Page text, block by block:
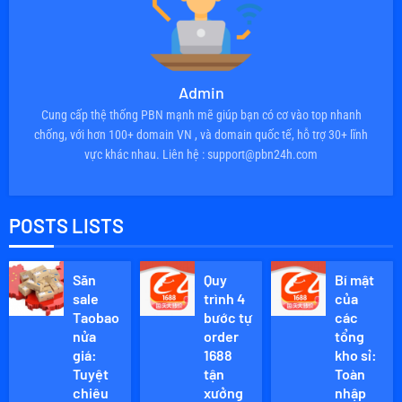
Admin
Cung cấp thệ thống PBN mạnh mẽ giúp bạn có cơ vào top nhanh
chống, với hơn 100+ domain VN , và domain quốc tế, hỗ trợ 30+ lĩnh
vực khác nhau. Liên hệ : support@pbn24h.com
POSTS LISTS
Săn
sale
Taobao
nửa
giá:
Tuyệt
chiêu
Quy
trình 4
bước tự
order
1688
tận
xưởng
Bí mật
của
các
tổng
kho sỉ:
Toàn
nhập